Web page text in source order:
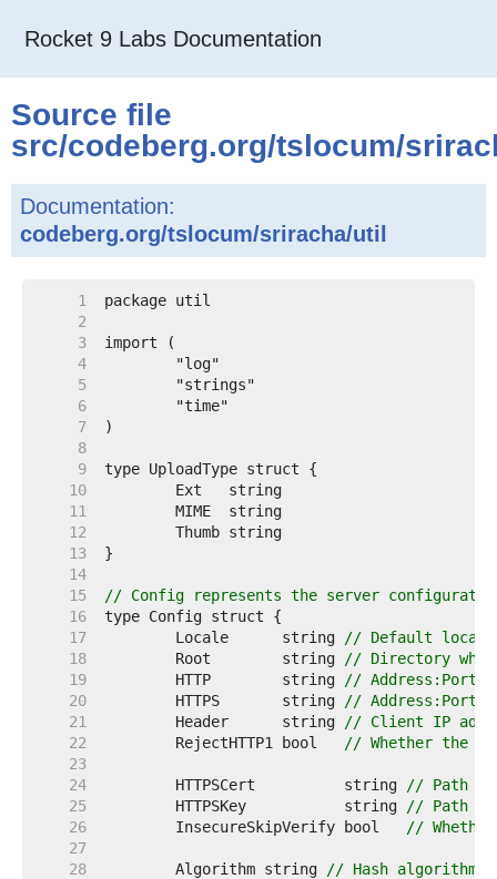
Rocket 9 Labs Documentation
Package Index
Source file
src/codeberg.org/tslocum/
Documentation:
codeberg.org/tslocum/sriracha/util
     1
     2
     3
     4
     5
     6
     7
     8
     9
    10
    11
    12
    13
    14
    15
// Config represents the server
    16
    17
	Locale      string
// Default
    18
	Root        string
// Directory
    19
	HTTP        string
// Address:Port
    20
	HTTPS       string
// Address:Port
    21
	Header      string
// Client IP
    22
	RejectHTTP1 bool
// Whether the
    23
    24
	HTTPSCert          string
// Path
    25
	HTTPSKey           string
// Path
    26
	InsecureSkipVerify bool
//
    27
    28
	Algorithm string
// Hash algorithm.